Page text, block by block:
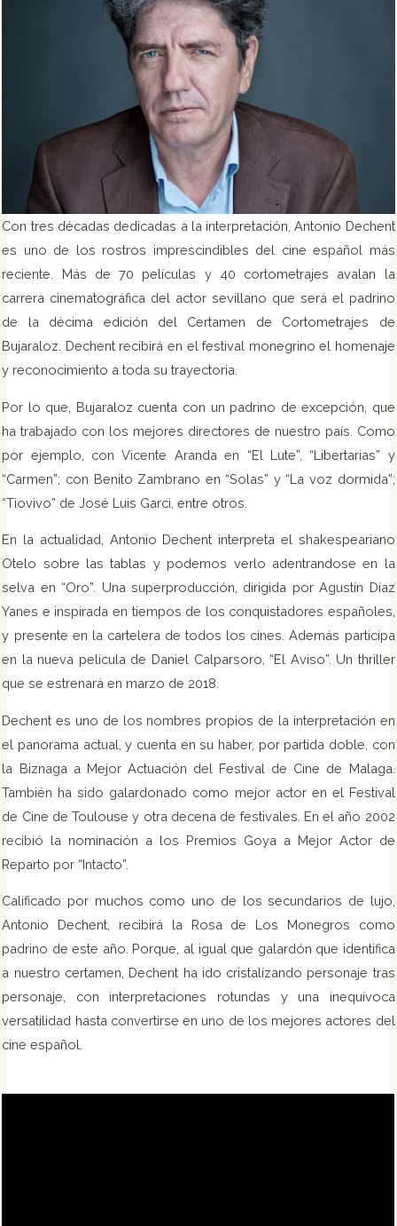
Con tres décadas dedicadas a la interpretación, Antonio Dechent
es uno de los rostros imprescindibles del cine español más
reciente. Más de 70 películas y 40 cortometrajes avalan la
carrera cinematográfica del actor sevillano que será el padrino
de la décima edición del Certamen de Cortometrajes de
Bujaraloz. Dechent recibirá en el festival monegrino el homenaje
y reconocimiento a toda su trayectoria.
Por lo que, Bujaraloz cuenta con un padrino de excepción, que
ha trabajado con los mejores directores de nuestro país. Como
por ejemplo, con Vicente Aranda en “El Lute”, “Libertarias” y
“Carmen”; con Benito Zambrano en “Solas” y “La voz dormida”;
“Tiovivo” de José Luis Garci, entre otros.
En la actualidad, Antonio Dechent interpreta el shakespeariano
Otelo sobre las tablas y podemos verlo adentrandose en la
selva en “Oro”. Una superproducción, dirigida por Agustín Díaz
Yanes e inspirada en tiempos de los conquistadores españoles,
y presente en la cartelera de todos los cines. Además participa
en la nueva película de Daniel Calparsoro, “El Aviso”. Un thriller
que se estrenará en marzo de 2018.
Dechent es uno de los nombres propios de la interpretación en
el panorama actual, y cuenta en su haber, por partida doble, con
la Biznaga a Mejor Actuación del Festival de Cine de Malaga.
También ha sido galardonado como mejor actor en el Festival
de Cine de Toulouse y otra decena de festivales. En el año 2002
recibió la nominación a los Premios Goya a Mejor Actor de
Reparto por “Intacto”.
Calificado por muchos como uno de los secundarios de lujo,
Antonio Dechent, recibirá la Rosa de Los Monegros como
padrino de este año. Porque, al igual que galardón que identifica
a nuestro certamen, Dechent ha ido cristalizando personaje tras
personaje, con interpretaciones rotundas y una inequívoca
versatilidad hasta convertirse en uno de los mejores actores del
cine español.